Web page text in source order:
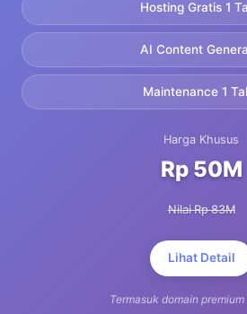
Hosting Gratis 1
AI Content
Maintenance 1
Harga Khusus
Rp 50M
Nilai Rp 83M
Lihat Detail
Termasuk domain